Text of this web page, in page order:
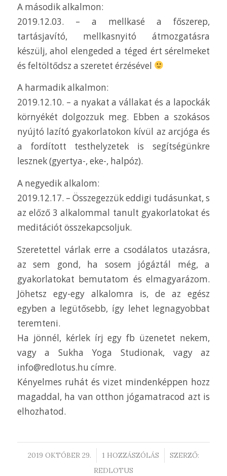
A második alkalmon:
2019.12.03. – a mellkasé a főszerep,
tartásjavító, mellkasnyitó átmozgatásra
készülj, ahol elengeded a téged ért sérelmeket
és feltöltődsz a szeretet érzésével
A harmadik alkalmon:
2019.12.10. – a nyakat a vállakat és a lapockák
környékét dolgozzuk meg. Ebben a szokásos
nyújtó lazító gyakorlatokon kívül az arcjóga és
a fordított testhelyzetek is segítségünkre
lesznek (gyertya-, eke-, halpóz).
A negyedik alkalom:
2019.12.17. – Összegezzük eddigi tudásunkat, s
az előző 3 alkalommal tanult gyakorlatokat és
meditációt összekapcsoljuk.
Szeretettel várlak erre a csodálatos utazásra,
az sem gond, ha sosem jógáztál még, a
gyakorlatokat bemutatom és elmagyarázom.
Jöhetsz egy-egy alkalomra is, de az egész
egyben a legütősebb, így lehet legnagyobbat
teremteni.
Ha jönnél, kérlek írj egy fb üzenetet nekem,
vagy a Sukha Yoga Studionak, vagy az
info@redlotus.hu címre.
Kényelmes ruhát és vizet mindenképpen hozz
magaddal, ha van otthon jógamatracod azt is
elhozhatod.
2019 OKTÓBER 29.
/ 1 HOZZÁSZÓLÁS
/
SZERZŐ:
REDLOTUS